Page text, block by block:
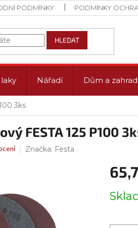
PODMÍNKY PODMÍNKY
HLEDAT
Nářadí Dům a
3ks
FESTA 125 P100
Značka: Festa
cena: